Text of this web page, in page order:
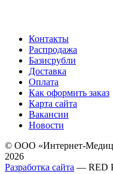
Контакты
Распродажа
Базисрубли
Доставка
Оплата
Как оформить заказ
Карта сайта
Вакансии
Новости
© ООО «Интернет-
2026
Разработка сайта — RED